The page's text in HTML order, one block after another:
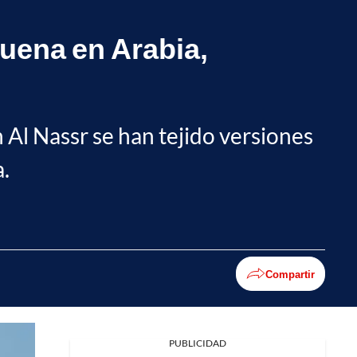
en Arabia,
Nassr se han tejido versiones
Compartir
PUBLICIDAD